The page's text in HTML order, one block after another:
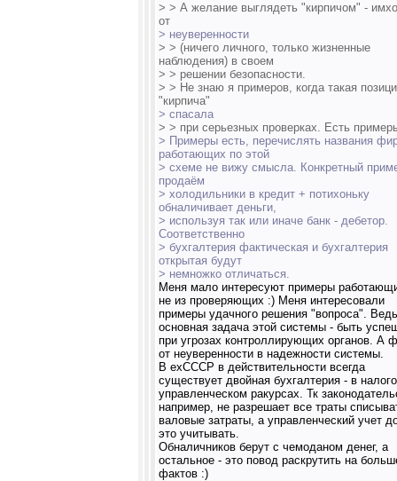
> > А желание выглядеть "кирпичом" -
от
> неуверенности
> > (ничего личного, только жизненные
наблюдения) в своем
> > решении безопасности.
> > Не знаю я примеров, когда такая
"кирпича"
> спасала
> > при серьезных проверках. Есть
> Примеры есть, перечислять названия
работающих по этой
> схеме не вижу смысла. Конкретный
продаём
> холодильники в кредит + потихоньку
обналичивает деньги,
> используя так или иначе банк - дебетор.
Соответственно
> бухгалтерия фактическая и бухгалтерия
открытая будут
> немножко отличаться.
Меня мало интересуют примеры
не из проверяющих :) Меня интересовали
примеры удачного решения "вопроса". Ведь
основная задача этой системы - быть
при угрозах контроллирующих органов. А
от неуверенности в надежности системы.
В ехСССР в действительности всегда
существует двойная бухгалтерия - в
управленческом ракурсах. Тк
например, не разрешает все траты
валовые затраты, а управленческий учет
это учитывать.
Обналичников берут с чемоданом денег, а
остальное - это повод раскрутить на
фактов :)